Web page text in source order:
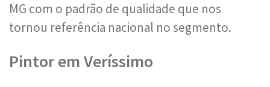
MG com o padrão de qualidade que nos
tornou referência nacional no segmento.
Pintor em Veríssimo